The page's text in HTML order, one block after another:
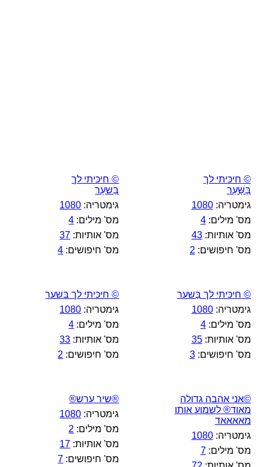
© חיכּיתי לך
בַּשַּׁעַר
גימטריה:1080
מס' מילים:4
מס' אותיות:43
מס' חיפושים: 2
© חיכּיתי לך
בַּשעַר
גימטריה: 1080
מס' מילים: 4
מס' אותיות: 37
מס' חיפושים: 4
© חיכּיתי לך בַּשער
גימטריה:1080
מס' מילים:4
מס' אותיות:35
מס' חיפושים:3
© חיכּיתי לך בּשער
גימטריה: 1080
מס' מילים: 4
מס' אותיות: 33
מס' חיפושים: 2
©אני אהבה גדולה
מאוד® לשמוע אותו
מאאאאד
גימטריה:1080
מס' מילים:7
®שיר ערש®
גימטריה: 1080
מס' מילים: 2
מס' אותיות: 17
מס' חיפושים: 7